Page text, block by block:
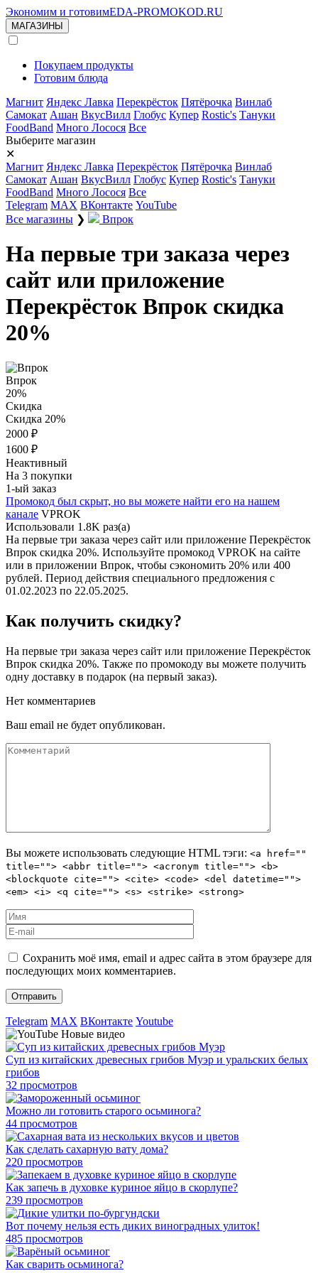
Экономим и готовимEDA-PROMOKOD.RU
МАГАЗИНЫ
Покупаем продукты
Готовим блюда
Магнит Яндекс Лавка Перекрёсток Пятёрочка Винлаб
Самокат Ашан ВкусВилл Глобус Купер Rostic's Тануки
FoodBand Много Лосося Все
Выберите магазин
✕
Магнит Яндекс Лавка Перекрёсток Пятёрочка Винлаб
Самокат Ашан ВкусВилл Глобус Купер Rostic's Тануки
FoodBand Много Лосося Все
Telegram MAX ВКонтакте YouTube
Все магазины ❯ Впрок
На первые три заказа через
сайт или приложение
Перекрёсток Впрок скидка
20%
Впрок
20%
Скидка
Скидка 20%
2000 ₽
1600 ₽
Неактивный
На 3 покупки
1-ый заказ
Промокод был скрыт, но вы можете найти его на нашем
канале VPROK
Использовали 1.8K раз(а)
На первые три заказа через сайт или приложение Перекрёсток
Впрок скидка 20%. Используйте промокод VPROK на сайте
или в приложении Впрок, чтобы сэкономить 20% или 400
рублей. Период действия специального предложения с
01.02.2023 по 22.05.2025.
Как получить скидку?
На первые три заказа через сайт или приложение Перекрёсток
Впрок скидка 20%. Также по промокоду вы можете получить
одну доставку в подарок (на первый заказ).
Нет комментариев
Ваш email не будет опубликован.
Вы можете использовать следующие HTML тэги: <a href=""
title=""> <abbr title=""> <acronym title=""> <b>
<blockquote cite=""> <cite> <code> <del datetime="">
<em> <i> <q cite=""> <s> <strike> <strong>
Сохранить моё имя, email и адрес сайта в этом браузере для
последующих моих комментариев.
Telegram MAX ВКонтакте Youtube
Новые видео
Суп из китайских древесных грибов Муэр и уральских белых
грибов
32 просмотров
Можно ли готовить старого осьминога?
44 просмотров
Как сделать сахарную вату дома?
220 просмотров
Как запечь в духовке куриное яйцо в скорлупе?
239 просмотров
Вот почему нельзя есть диких виноградных улиток!
485 просмотров
Как сварить осьминога?